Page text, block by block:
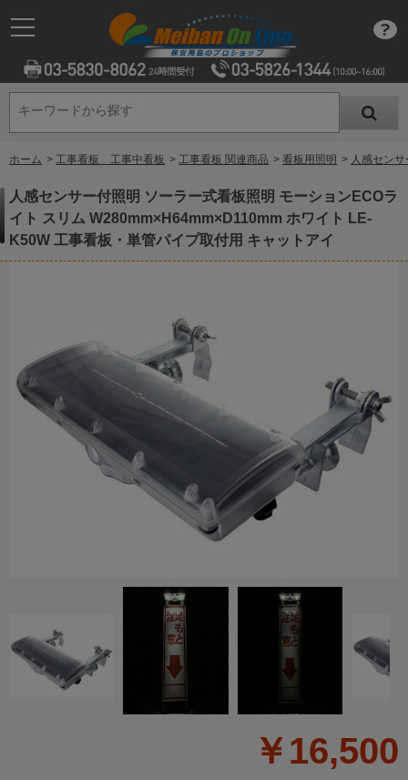
キーワードから探す
キーワードから探す
ホーム > 工事看板 工事中看板 > 工事看板 関連商品 > 看板用照明 > 人感セン
人感センサー付照明 ソーラー式看板照明 モーションECOラ
イト スリム W280mm×H64mm×D110mm ホワイト LE-
K50W 工事看板・単管パイプ取付用 キャットアイ
￥16,500